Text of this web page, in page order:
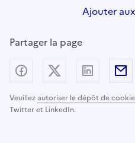
Ajouter
Partager la page
Veuillezautoriser le dépôt de
Twitter et LinkedIn.
Partager sur Facebook
Partager sur